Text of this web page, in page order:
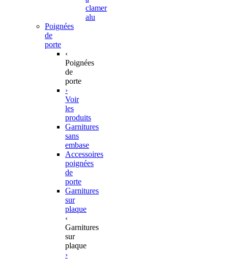
clamer
alu
Poignées
de
porte
‹
Poignées
de
porte
›
Voir
les
produits
Garnitures
sans
embase
Accessoires
poignées
de
porte
Garnitures
sur
plaque
‹
Garnitures
sur
plaque
›